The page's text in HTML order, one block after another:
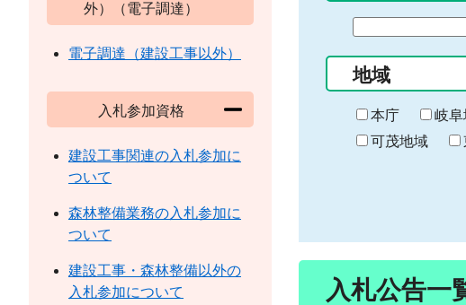
の
始
ま
り
地域
本庁 岐阜
可茂地域
入札公告一
外）（電子調達）
電子調達（建設工事以外）
入札参加資格
建設工事関連の入札参加に
ついて
森林整備業務の入札参加に
ついて
建設工事・森林整備以外の
入札参加について